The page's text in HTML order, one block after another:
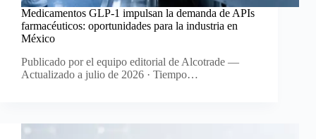
Medicamentos GLP-1 impulsan la demanda de APIs
farmacéuticos: oportunidades para la industria en
México
Publicado por el equipo editorial de Alcotrade —
Actualizado a julio de 2026 · Tiempo…